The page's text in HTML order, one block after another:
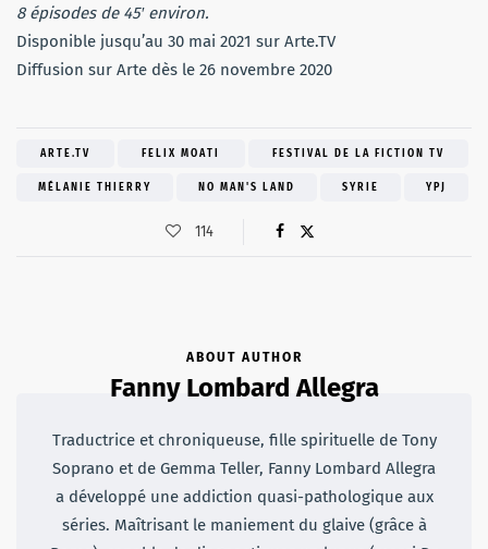
8 épisodes de 45′ environ.
Disponible jusqu’au 30 mai 2021 sur Arte.TV
Diffusion sur Arte dès le 26 novembre 2020
ARTE.TV FELIX MOATI FESTIVAL DE LA FICTION TV
MÉLANIE THIERRY NO MAN'S LAND SYRIE YPJ
114
ABOUT AUTHOR
Fanny Lombard Allegra
Traductrice et chroniqueuse, fille spirituelle de Tony
Soprano et de Gemma Teller, Fanny Lombard Allegra
a développé une addiction quasi-pathologique aux
séries. Maîtrisant le maniement du glaive (grâce à